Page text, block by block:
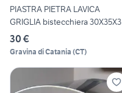
PIASTRA PIETRA LAVICA
GRIGLIA bistecchiera 30X35X3
30 €
Gravina di Catania (CT)